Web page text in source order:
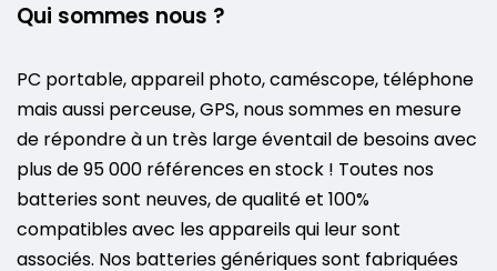
Qui sommes nous ?
PC portable, appareil photo, caméscope, téléphone
mais aussi perceuse, GPS, nous sommes en mesure
de répondre à un très large éventail de besoins avec
plus de 95 000 références en stock ! Toutes nos
batteries sont neuves, de qualité et 100%
compatibles avec les appareils qui leur sont
associés. Nos batteries génériques sont fabriquées